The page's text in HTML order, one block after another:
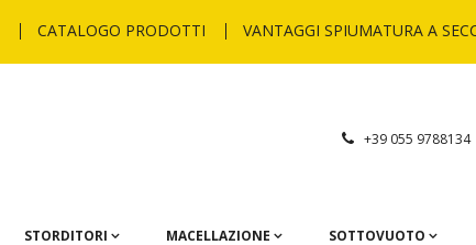
CATALOGO PRODOTTI VANTAGGI SPIUMATURA A
+39 055 9788134
STORDITORI MACELLAZIONE SOTTOVUOTO